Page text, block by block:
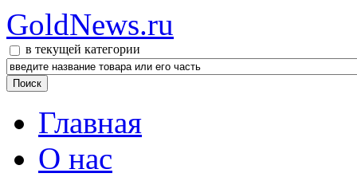
GoldNews.ru
в текущей категории
Главная
О нас